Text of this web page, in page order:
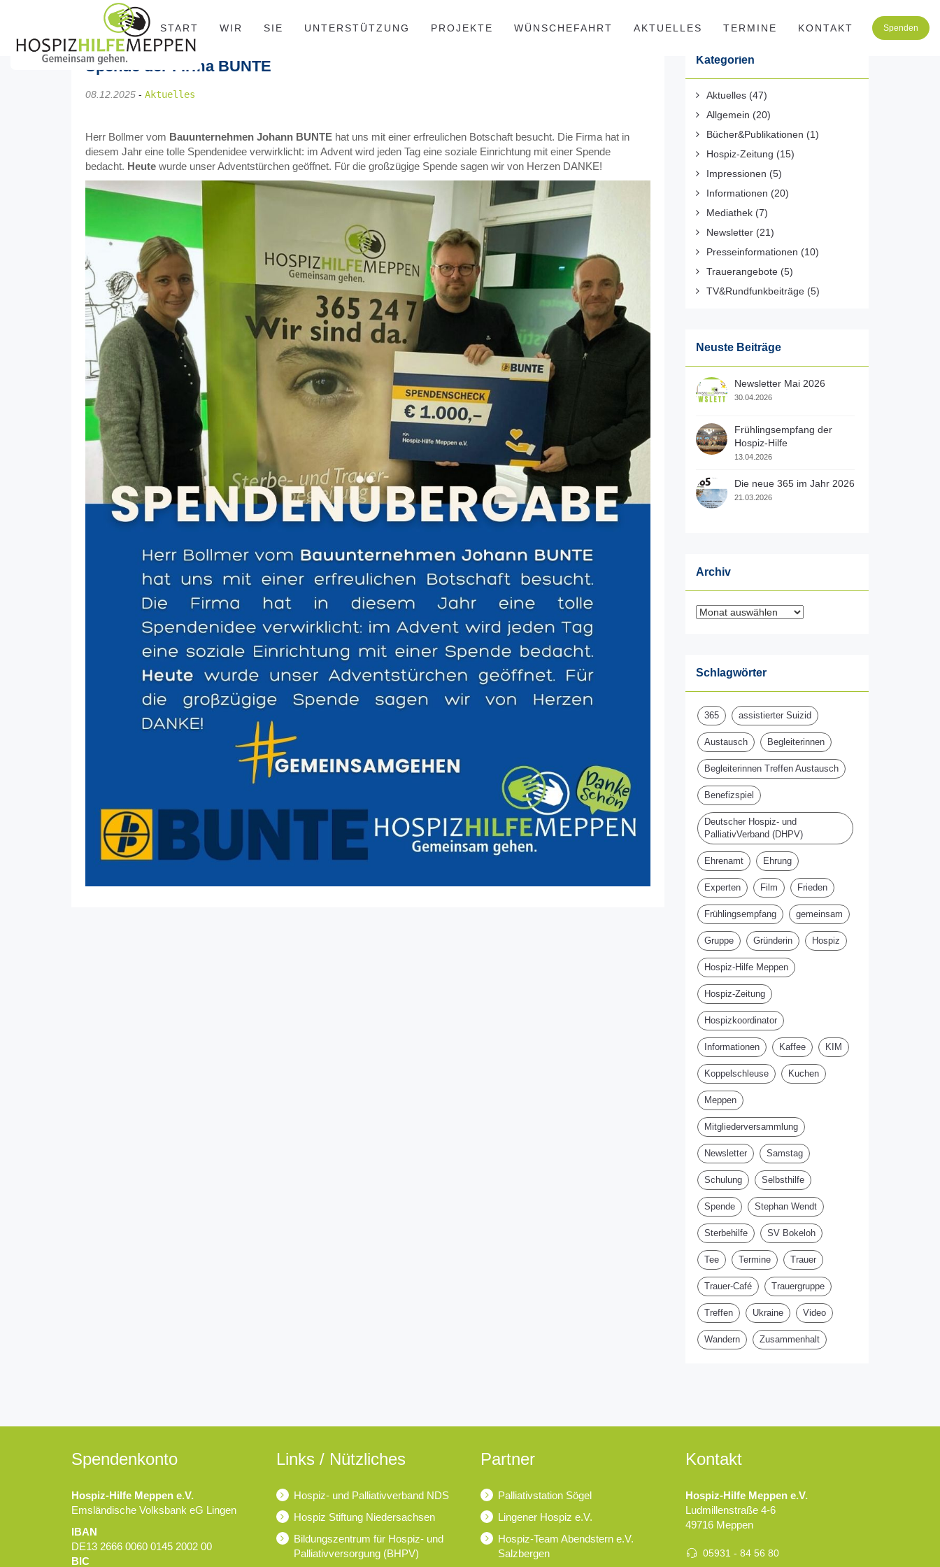
Spenden
START WIR SIE UNTERSTÜTZUNG PROJEKTE WÜNSCHEFAHRT AKTUELLES TERMINE KONTAKT
Spende der Firma BUNTE
08.12.2025 - Aktuelles
Herr Bollmer vom Bauunternehmen Johann BUNTE hat uns mit einer erfreulichen Botschaft besucht. Die Firma hat in
diesem Jahr eine tolle Spendenidee verwirklicht: im Advent wird jeden Tag eine soziale Einrichtung mit einer Spende
bedacht. Heute wurde unser Adventstürchen geöffnet. Für die großzügige Spende sagen wir von Herzen DANKE!
Kategorien
Aktuelles(47)
Allgemein (20)
Bücher&Publikationen (1)
Hospiz-Zeitung (15)
Impressionen (5)
Informationen (20)
Mediathek(7)
Newsletter(21)
Presseinformationen (10)
Trauerangebote(5)
TV&Rundfunkbeiträge(5)
Neuste Beiträge
Newsletter Mai 2026
30.04.2026
Frühlingsempfang der
Hospiz-Hilfe
13.04.2026
Die neue 365 im Jahr 2026
21.03.2026
Archiv
Archiv
Schlagwörter
365 assistierter Suizid
Austausch Begleiterinnen
Begleiterinnen Treffen Austausch
Benefizspiel
Deutscher Hospiz- und
PalliativVerband (DHPV)
Ehrenamt Ehrung
Experten Film Frieden
Frühlingsempfang gemeinsam
Gruppe Gründerin Hospiz
Hospiz-Hilfe Meppen
Hospiz-Zeitung
Hospizkoordinator
Informationen Kaffee KIM
Koppelschleuse Kuchen
Meppen
Mitgliederversammlung
Newsletter Samstag
Schulung Selbsthilfe
Spende Stephan Wendt
Sterbehilfe SV Bokeloh
Tee Termine Trauer
Trauer-Café Trauergruppe
Treffen Ukraine Video
Wandern Zusammenhalt
Spendenkonto
Hospiz-Hilfe Meppen e.V.
Emsländische Volksbank eG Lingen
IBAN
DE13 2666 0060 0145 2002 00
BIC
Links / Nützliches
Hospiz- und Palliativverband NDS
Hospiz Stiftung Niedersachsen
Bildungszentrum für Hospiz- und
Palliativversorgung (BHPV)
Partner
Palliativstation Sögel
Lingener Hospiz e.V.
Hospiz-Team Abendstern e.V.
Salzbergen
Kontakt
Hospiz-Hilfe Meppen e.V.
Ludmillenstraße 4-6
49716 Meppen
05931 - 84 56 80